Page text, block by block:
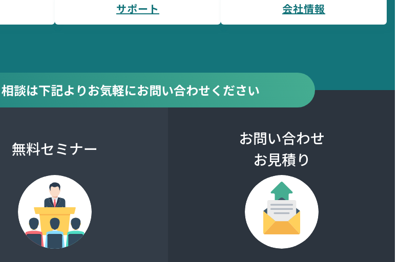
サポート 会社情報
相談は下記よりお気軽にお問い合わせください
無料セミナー
お問い合わせ
お見積り